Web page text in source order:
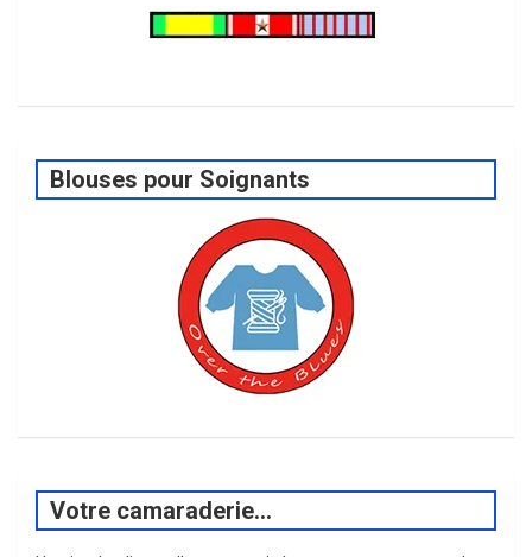
Blouses pour Soignants
Votre camaraderie…